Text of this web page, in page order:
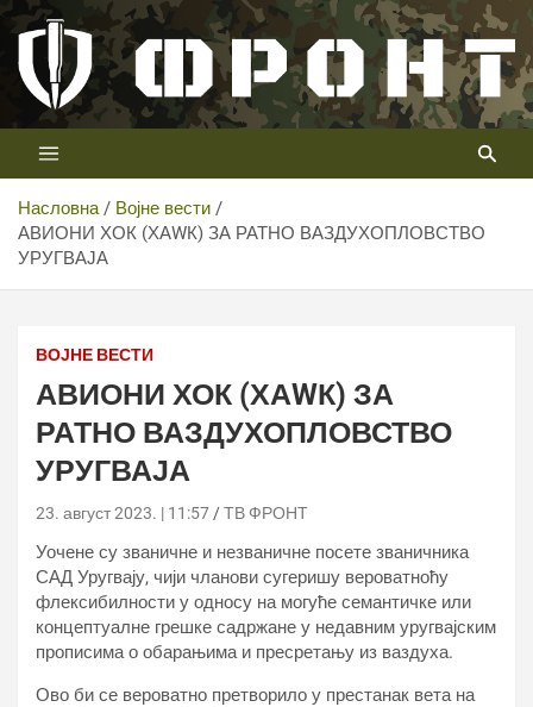
Скип
цонтент
Телевизија ФРОНТ
Први војни канал у Србији
Насловна
Војне вести
АВИОНИ ХОК (ХАWК) ЗА РАТНО ВАЗДУХОПЛОВСТВО
УРУГВАЈА
ВОЈНЕ ВЕСТИ
АВИОНИ ХОК (ХАWК) ЗА
РАТНО ВАЗДУХОПЛОВСТВО
УРУГВАЈА
23. август 2023. | 11:57 ТВ ФРОНТ
Уочене су званичне и незваничне посете званичника
САД Уругвају, чији чланови сугеришу вероватноћу
флексибилности у односу на могуће семантичке или
концептуалне грешке садржане у недавним уругвајским
прописима о обарањима и пресретању из ваздуха.
Ово би се вероватно претворило у престанак вета на